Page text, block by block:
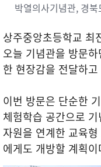
박열의사기념관, 경
상주중앙초등학교 최
오늘 기념관을 방문
한 현장감을 전달하고
이번 방문은 단순한
체험학습 공간으로
자원을 연계한 교육
에게도 개방할 계획이